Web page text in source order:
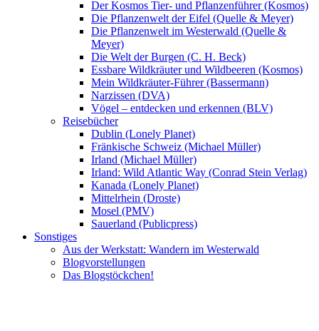
Der Kosmos Tier- und Pflanzenführer (Kosmos)
Die Pflanzenwelt der Eifel (Quelle & Meyer)
Die Pflanzenwelt im Westerwald (Quelle &
Meyer)
Die Welt der Burgen (C. H. Beck)
Essbare Wildkräuter und Wildbeeren (Kosmos)
Mein Wildkräuter-Führer (Bassermann)
Narzissen (DVA)
Vögel – entdecken und erkennen (BLV)
Reisebücher
Dublin (Lonely Planet)
Fränkische Schweiz (Michael Müller)
Irland (Michael Müller)
Irland: Wild Atlantic Way (Conrad Stein Verlag)
Kanada (Lonely Planet)
Mittelrhein (Droste)
Mosel (PMV)
Sauerland (Publicpress)
Sonstiges
Aus der Werkstatt: Wandern im Westerwald
Blogvorstellungen
Das Blogstöckchen!